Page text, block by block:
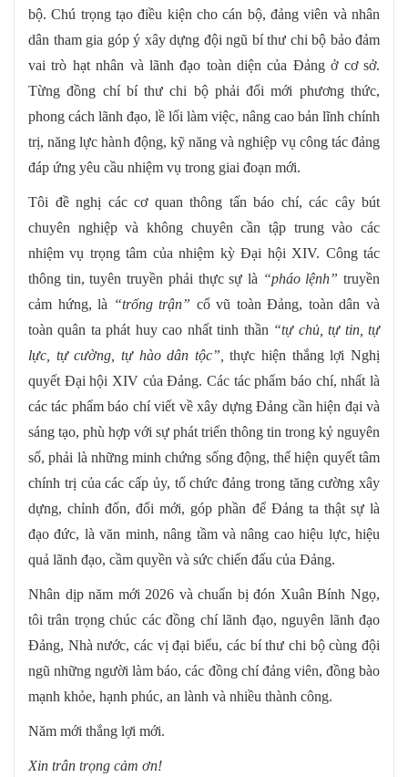
bộ. Chú trọng tạo điều kiện cho cán bộ, đảng viên và nhân
dân tham gia góp ý xây dựng đội ngũ bí thư chi bộ bảo đảm
vai trò hạt nhân và lãnh đạo toàn diện của Đảng ở cơ sở.
Từng đồng chí bí thư chi bộ phải đổi mới phương thức,
phong cách lãnh đạo, lề lối làm việc, nâng cao bản lĩnh chính
trị, năng lực hành động, kỹ năng và nghiệp vụ công tác đảng
đáp ứng yêu cầu nhiệm vụ trong giai đoạn mới.
Tôi đề nghị các cơ quan thông tấn báo chí, các cây bút
chuyên nghiệp và không chuyên cần tập trung vào các
nhiệm vụ trọng tâm của nhiệm kỳ Đại hội XIV. Công tác
thông tin, tuyên truyền phải thực sự là “pháo lệnh” truyền
cảm hứng, là “trống trận” cổ vũ toàn Đảng, toàn dân và
toàn quân ta phát huy cao nhất tinh thần “tự chủ, tự tin, tự
lực, tự cường, tự hào dân tộc”,
thực hiện thắng lợi Nghị
quyết Đại hội XIV của Đảng. Các tác phẩm báo chí, nhất là
các tác phẩm báo chí viết về xây dựng Đảng cần hiện đại và
sáng tạo, phù hợp với sự phát triển thông tin trong kỷ nguyên
số, phải là những minh chứng sống động, thể hiện quyết tâm
chính trị của các cấp ủy, tổ chức đảng trong tăng cường xây
dựng, chỉnh đốn, đổi mới, góp phần để Đảng ta thật sự là
đạo đức, là văn minh, nâng tầm và nâng cao hiệu lực, hiệu
quả lãnh đạo, cầm quyền và sức chiến đấu của Đảng.
Nhân dịp năm mới 2026 và chuẩn bị đón Xuân Bính Ngọ,
tôi trân trọng chúc các đồng chí lãnh đạo, nguyên lãnh đạo
Đảng, Nhà nước, các vị đại biểu, các bí thư chi bộ cùng đội
ngũ những người làm báo, các đồng chí đảng viên, đồng bào
mạnh khỏe, hạnh phúc, an lành và nhiều thành công.
Năm mới thắng lợi mới.
Xin trân trọng cảm ơn!